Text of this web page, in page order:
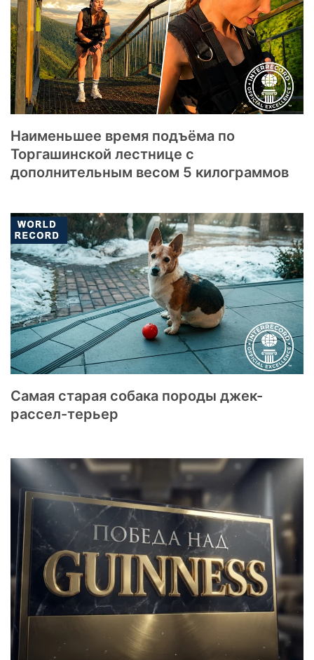
Наименьшее время подъёма по
Торгашинской лестнице с
дополнительным весом 5 килограммов
Самая старая собака породы джек-
рассел-терьер